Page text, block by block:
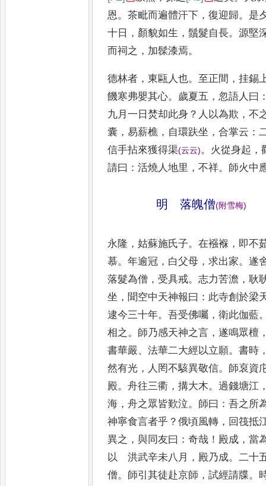
恩。茶毗而遍體汗下 ，復迎歸。 是
十日 ， 顏貌如生 ，鬚髮自長。源堅
而祠之 ， 加髹漆焉。
德林者 ，東甌人也。 至正間 ，挂錫
饑寒弗嬰其心。 歲夏五 ，忽語人曰
九月一日焚却此身 ？ 人以為欺 ，不
囊 ，易薪樵 ， 自環趺坐 ，合掌云 ：
信手拈來獲得渠(云云)。 火從身起 ，
請曰 ：活燒人地里 ，不祥。 師火中
明 落魄僧(附雪梅)
永隆 ，姑蘇施氏子。在襁褓 ， 即不
慕。年逾冠 ， 白父母 ，求出家。遂
落髮為僧 ， 受具戒。志力苦澹 ，耿
坐 ， 聞空中天神報曰 ： 此寺創於梁
逮今三十年。吾受佛囑 ，衛此伽藍
相之 。 師乃感天神之言 ，遂鳴眾檀
書華嚴、法華二大經以立願。書時
然有光 ， 人罔不駭異敬信。 師裒資
殿。舟往三衢 ，搆大木。過錢塘江
海 ，舟之眾皆歎泣。 師曰 ：吾之所
神寧食言者乎 ？俄頃風轉 ， 回筏抵
異之 ，與同友曰 ：奇哉 ！ 殿成 ，當
以 洪武辛未八月
， 殿乃成。
二十
僧。 師引其徒赴京師 ，試經請牒。